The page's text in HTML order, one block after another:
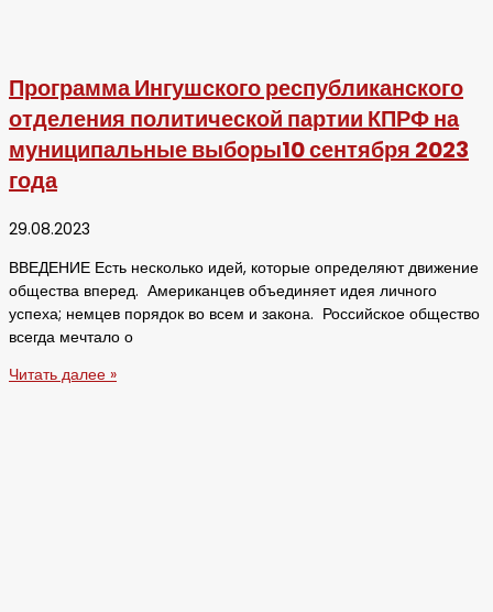
Программа Ингушского республиканского
отделения политической партии КПРФ на
муниципальные выборы10 сентября 2023
года
29.08.2023
ВВЕДЕНИЕ Есть несколько идей, которые определяют движение
общества вперед. Американцев объединяет идея личного
успеха; немцев порядок во всем и закона. Российское общество
всегда мечтало о
Читать далее »